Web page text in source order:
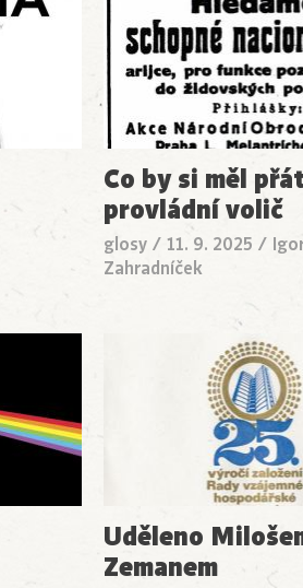
Co by si měl
provládní volič
glosy/ 11. 9. 2025 /
Zahradníček
Uděleno
Zemanem